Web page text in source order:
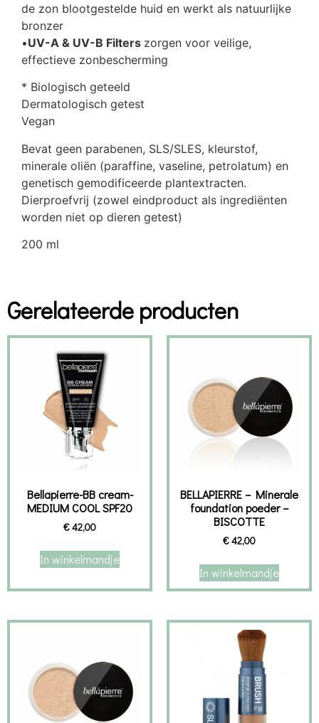
de zon blootgestelde huid en werkt als natuurlijke
bronzer
•UV-A & UV-B Filters zorgen voor veilige,
effectieve zonbescherming
* Biologisch geteeld
Dermatologisch getest
Vegan
Bevat geen parabenen, SLS/SLES, kleurstof,
minerale oliën (paraffine, vaseline, petrolatum) en
genetisch gemodificeerde plantextracten.
Dierproefvrij (zowel eindproduct als ingrediënten
worden niet op dieren getest)
200 ml
Gerelateerde producten
Bellapierre-BB cream-
MEDIUM COOL SPF20
€42,00
In winkelmandje
BELLAPIERRE – Minerale
foundation poeder –
BISCOTTE
€42,00
In winkelmandje